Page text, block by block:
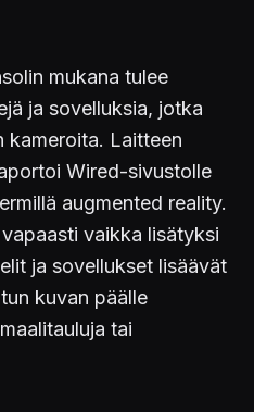
mukana tulee
ja sovelluksia, jotka
Laitteen
Wired-sivustolle
augmented reality.
vaikka lisätyksi
ja sovellukset lisäävät
kuvan päälle
tai